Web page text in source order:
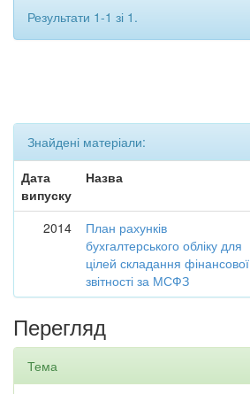
Результати 1-1 зі 1.
Знайдені матеріали:
Дата
випуску
Назва
2014
План рахунків
бухгалтерського обліку для
цілей складання фінансової
звітності за МСФЗ
Перегляд
Тема